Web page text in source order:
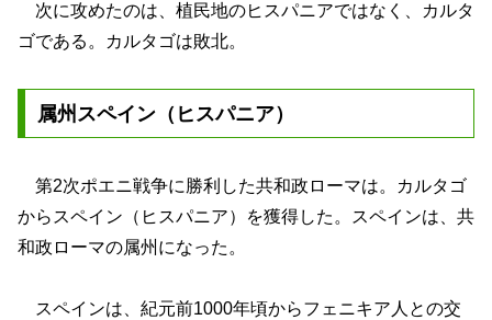
次に攻めたのは、植民地のヒスパニアではなく、カルタ
ゴである。カルタゴは敗北。
属州スペイン（ヒスパニア）
第2次ポエニ戦争に勝利した共和政ローマは。カルタゴ
からスペイン（ヒスパニア）を獲得した。スペインは、共
和政ローマの属州になった。
スペインは、紀元前1000年頃からフェニキア人との交